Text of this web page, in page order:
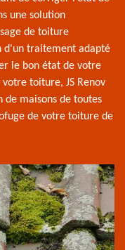
une solution
de toiture
d'un traitement adapté
le bon état de votre
toiture, JS Renov
de maisons de toutes
de votre toiture de